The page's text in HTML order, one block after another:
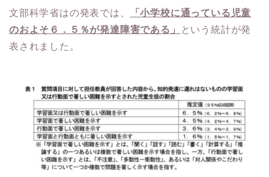
文部科学省はの発表では、
「小学校に通っている児童
のおよそ６．５％が発達障害である」
という統計が発
表されました。